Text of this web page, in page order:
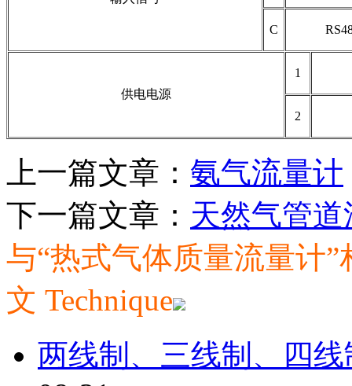
C
供电电源
1
2
上一篇文章： 氨气流量计
下一篇文章： 天然气管
与“热式气体质量流量计
文 Technique
两线制、三线制、四